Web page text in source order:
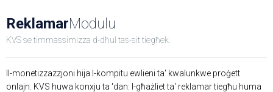
ReklamarModulu
KVS se timmassimizza d-dħul tas-sit tiegħek.
Il-monetizzazzjoni hija l-kompitu ewlieni ta' kwalunkwe proġett
onlajn. KVS huwa konxju ta 'dan: l-għażliet ta' reklamar tiegħu huma